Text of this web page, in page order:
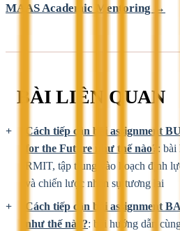
MAAS Academic Mentoring →
BÀI LIÊN QUAN
Cách tiếp cận bài assignment
for the Future như thế nào? : bài
RMIT, tập trung vào hoạch định
và chiến lược nhân sự tương lai
Cách tiếp cận bài assignment
như thế nào?: bài hướng dẫn